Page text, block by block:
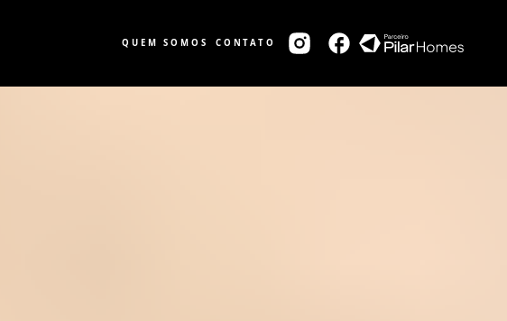
QUEM SOMOS CONTATO